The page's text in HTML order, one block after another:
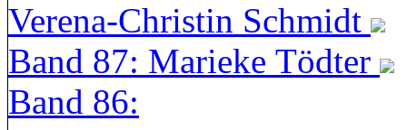
Verena-Christin Schmidt
Band 87: Marieke Tödter
Band 86: